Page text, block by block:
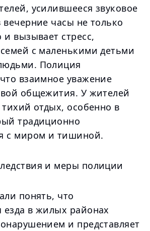
усилившееся звуковое
вечерние часы не только
вызывает стресс,
с маленькими детьми
Полиция
взаимное уважение
общежития. У жителей
тихий отдых, особенно в
традиционно
с миром и тишиной.
и меры полиции
понять, что
езда в жилых районах
и представляет